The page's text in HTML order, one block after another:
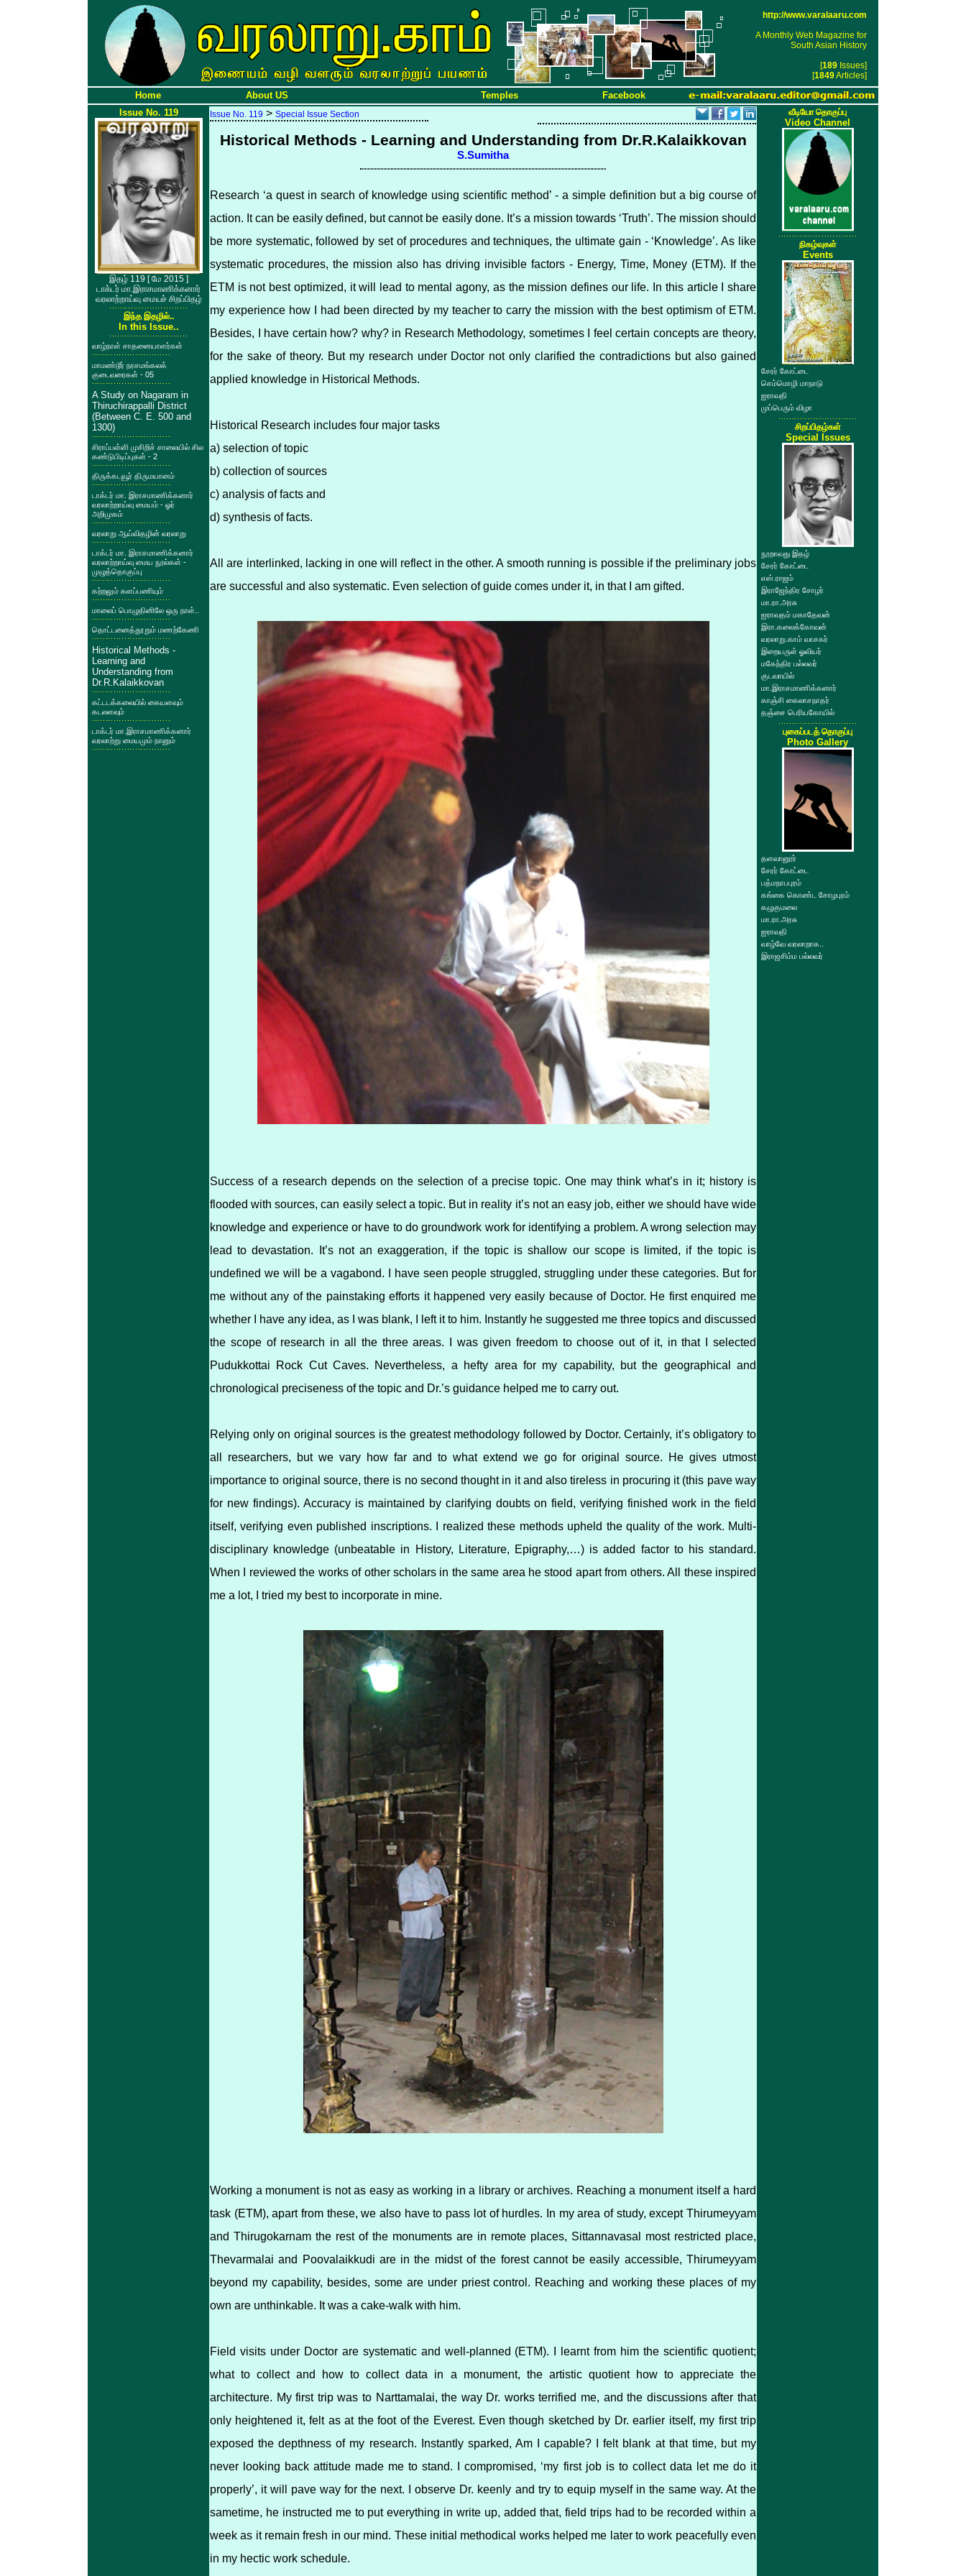
http://www.varalaaru.com
A Monthly Web Magazine for
South Asian History
[189Issues]
[1849Articles]
Home About US Temples
Facebook
Issue No. 119
இதழ் 119 [ மே 2015 ]
டாக்டர் மா.இராசமாணிக்கனார்
வரலாற்றாய்வு மையச் சிறப்பிதழ்
இந்த இதழில்..
In this Issue..
வாழ்நாள் சாதனையாளர்கள்
மாமண்டூர் நரசமங்கலக்
குடைவரைகள் - 05
A Study on Nagaram in
Thiruchirappalli District
(Between C. E. 500 and
1300)
சிராப்பள்ளி முசிறிச் சாலையில் சில
கண்டுபிடிப்புகள் - 2
திருக்கடவூர் திருமயானம்
டாக்டர் மா. இராசமாணிக்கனார்
வரலாற்றாய்வு மையம் - ஓர்
அறிமுகம்
வரலாறு ஆய்விதழின் வரலாறு
டாக்டர் மா. இராசமாணிக்கனார்
வரலாற்றாய்வு மைய நூல்கள் -
முழுத்தொகுப்பு
கற்றலும் களப்பணியும்
மாலைப் பொழுதினிலே ஒரு நாள்..
தொட்டனைத்தூறும் மணற்கேணி
Historical Methods -
Learning and
Understanding from
Dr.R.Kalaikkovan
கட்டடக்கலையில் கையளவும்
கடலளவும்
டாக்டர் மா.இராசமாணிக்கனார்
வரலாற்று மையமும் நானும்
Issue No. 119 > Special Issue Section
Historical Methods - Learning and Understanding from Dr.R.Kalaikkovan
S.Sumitha
Research ‘a quest in search of knowledge using scientific method’ - a simple definition but a big course of
action. It can be easily defined, but cannot be easily done. It’s a mission towards ‘Truth’. The mission should
be more systematic, followed by set of procedures and techniques, the ultimate gain - ‘Knowledge’. As like
systematic procedures, the mission also has driving invisible factors - Energy, Time, Money (ETM). If the
ETM is not best optimized, it will lead to mental agony, as the mission defines our life. In this article I share
my experience how I had been directed by my teacher to carry the mission with the best optimism of ETM.
Besides, I have certain how? why? in Research Methodology, sometimes I feel certain concepts are theory,
for the sake of theory. But my research under Doctor not only clarified the contradictions but also gained
applied knowledge in Historical Methods.
Historical Research includes four major tasks
a) selection of topic
b) collection of sources
c) analysis of facts and
d) synthesis of facts.
All are interlinked, lacking in one will reflect in the other. A smooth running is possible if the preliminary jobs
are successful and also systematic. Even selection of guide comes under it, in that I am gifted.
Success of a research depends on the selection of a precise topic. One may think what’s in it; history is
flooded with sources, can easily select a topic. But in reality it’s not an easy job, either we should have wide
knowledge and experience or have to do groundwork work for identifying a problem. A wrong selection may
lead to devastation. It’s not an exaggeration, if the topic is shallow our scope is limited, if the topic is
undefined we will be a vagabond. I have seen people struggled, struggling under these categories. But for
me without any of the painstaking efforts it happened very easily because of Doctor. He first enquired me
whether I have any idea, as I was blank, I left it to him. Instantly he suggested me three topics and discussed
the scope of research in all the three areas. I was given freedom to choose out of it, in that I selected
Pudukkottai Rock Cut Caves. Nevertheless, a hefty area for my capability, but the geographical and
chronological preciseness of the topic and Dr.’s guidance helped me to carry out.
Relying only on original sources is the greatest methodology followed by Doctor. Certainly, it’s obligatory to
all researchers, but we vary how far and to what extend we go for original source. He gives utmost
importance to original source, there is no second thought in it and also tireless in procuring it (this pave way
for new findings). Accuracy is maintained by clarifying doubts on field, verifying finished work in the field
itself, verifying even published inscriptions. I realized these methods upheld the quality of the work. Multi-
disciplinary knowledge (unbeatable in History, Literature, Epigraphy,…) is added factor to his standard.
When I reviewed the works of other scholars in the same area he stood apart from others. All these inspired
me a lot, I tried my best to incorporate in mine.
Working a monument is not as easy as working in a library or archives. Reaching a monument itself a hard
task (ETM), apart from these, we also have to pass lot of hurdles. In my area of study, except Thirumeyyam
and Thirugokarnam the rest of the monuments are in remote places, Sittannavasal most restricted place,
Thevarmalai and Poovalaikkudi are in the midst of the forest cannot be easily accessible, Thirumeyyam
beyond my capability, besides, some are under priest control. Reaching and working these places of my
own are unthinkable. It was a cake-walk with him.
Field visits under Doctor are systematic and well-planned (ETM). I learnt from him the scientific quotient;
what to collect and how to collect data in a monument, the artistic quotient how to appreciate the
architecture. My first trip was to Narttamalai, the way Dr. works terrified me, and the discussions after that
only heightened it, felt as at the foot of the Everest. Even though sketched by Dr. earlier itself, my first trip
exposed the depthness of my research. Instantly sparked, Am I capable? I felt blank at that time, but my
never looking back attitude made me to stand. I compromised, ‘my first job is to collect data let me do it
properly’, it will pave way for the next. I observe Dr. keenly and try to equip myself in the same way. At the
sametime, he instructed me to put everything in write up, added that, field trips had to be recorded within a
week as it remain fresh in our mind. These initial methodical works helped me later to work peacefully even
in my hectic work schedule.
வீடியோ தொகுப்பு
Video Channel
நிகழ்வுகள்
Events
சேரர் கோட்டை
செம்மொழி மாநாடு
ஐராவதி
முப்பெரும் விழா
சிறப்பிதழ்கள்
Special Issues
நூறாவது இதழ்
சேரர் கோட்டை
எஸ்.ராஜம்
இராஜேந்திர சோழர்
மா.ரா.அரசு
ஐராவதம் மகாதேவன்
இரா.கலைக்கோவன்
வரலாறு.காம் வாசகர்
இறையருள் ஓவியர்
மகேந்திர பல்லவர்
குடவாயில்
மா.இராசமாணிக்கனார்
காஞ்சி கைலாசநாதர்
தஞ்சை பெரியகோயில்
புகைப்படத் தொகுப்பு
Photo Gallery
தளவானூர்
சேரர் கோட்டை
பத்மநாபபுரம்
கங்கை கொண்ட சோழபுரம்
கழுகுமலை
மா.ரா.அரசு
ஐராவதி
வாழ்வே வரலாறாக..
இராஜசிம்ம பல்லவர்